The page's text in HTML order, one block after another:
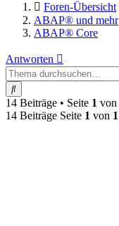
Foren-Übersicht
ABAP® und mehr
ABAP® Core
Antworten
Suche
14 Beiträge • Seite 1 von
14 Beiträge Seite 1 von 1